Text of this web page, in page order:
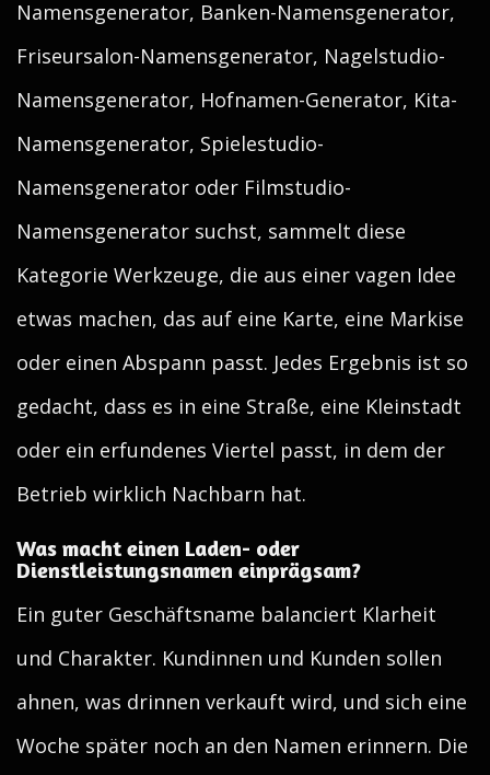
Namensgenerator, Banken-Namensgenerator,
Friseursalon-Namensgenerator, Nagelstudio-
Namensgenerator, Hofnamen-Generator, Kita-
Namensgenerator, Spielestudio-
Namensgenerator oder Filmstudio-
Namensgenerator suchst, sammelt diese
Kategorie Werkzeuge, die aus einer vagen Idee
etwas machen, das auf eine Karte, eine Markise
oder einen Abspann passt. Jedes Ergebnis ist so
gedacht, dass es in eine Straße, eine Kleinstadt
oder ein erfundenes Viertel passt, in dem der
Betrieb wirklich Nachbarn hat.
Was macht einen Laden- oder
Dienstleistungsnamen einprägsam?
Ein guter Geschäftsname balanciert Klarheit
und Charakter. Kundinnen und Kunden sollen
ahnen, was drinnen verkauft wird, und sich eine
Woche später noch an den Namen erinnern. Die